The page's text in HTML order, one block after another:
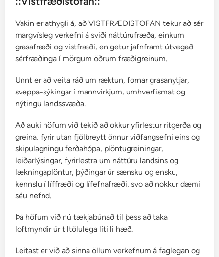
s
r
Vakin er athygli á, að VISTFRÆÐISTOFAN tekur að sér
margvísleg verkefni á sviði náttúrufræða, einkum
grasafræði og vistfræði, en getur jafnframt útvegað
sérfræðinga í mörgum öðrum fræðigreinum.
Unnt er að veita ráð um ræktun, fornar grasanytjar,
sveppa-sýkingar í mannvirkjum, umhverfismat og
nýtingu landssvæða.
Að auki höfum við tekið að okkur yfirlestur ritgerða og
greina, fyrir utan fjölbreytt önnur viðfangsefni eins og
skipulagningu ferðahópa, plöntugreiningar,
leiðarlýsingar, fyrirlestra um náttúru landsins og
lækningaplöntur, þýðingar úr sænsku og ensku,
kennslu í líffræði og lífefnafræði, svo að nokkur dæmi
séu nefnd.
Þá höfum við nú tækjabúnað til þess að taka
loftmyndir úr tiltölulega lítilli hæð.
Leitast er við að sinna öllum verkefnum á faglegan og